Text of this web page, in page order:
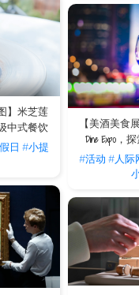
区的装修客极为便利。
行，The V 提供哪些
合不同人数的居住需求。单身专
放式单位，空间感十足且功能齐
Bay 2 及 V Happy Valley分別
客房，The V 的单位拥有独立的客
一梯一伙设计，满足住客对私人空
V 而非传统酒店作
了“酒店式服务”与“家的生活功能”
或 Cristel 高级厨具，让装修或
酒店长住难以实现。此外，我们提
服务，让您在繁忙的过渡期中仍能
】米芝莲
中式餐饮
日 #小提
【美酒美食
Dine Expo，
#活动 #人际